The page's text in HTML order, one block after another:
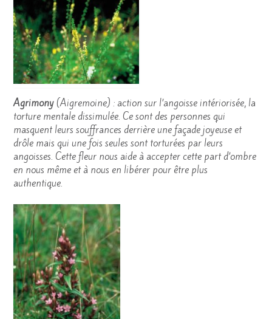
Agrimony(Aigremoine) : action sur l’angoisse intériorisée, la
torture mentale dissimulée. Ce sont des personnes qui
masquent leurs souffrances derrière une façade joyeuse et
drôle mais qui une fois seules sont torturées par leurs
angoisses. Cette fleur nous aide à accepter cette part d’ombre
en nous même et à nous en libérer pour être plus
authentique.